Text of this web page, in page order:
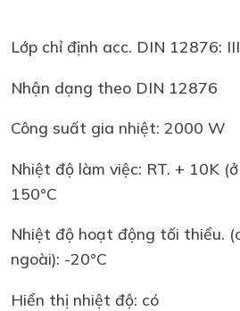
Lớp chỉ định acc. DIN 12876:
Nhận dạng theo DIN 12876
Công suất gia nhiệt: 2000 W
Nhiệt độ làm việc: RT. + 10K
150°C
Nhiệt độ hoạt động tối thiểu.
ngoài): -20°C
Hiển thị nhiệt độ: có